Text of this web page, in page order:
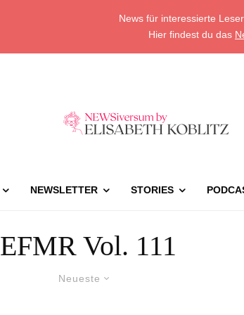
News für interessierte
Hier findest du das
NEWSLETTER STORIES
EFMR Vol. 111
Neueste